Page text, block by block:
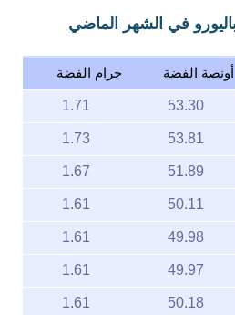
في الشهر الماضي
أونصة الفضة جرام الفضة
53.30
1.71
53.81
1.73
51.89
1.67
50.11
1.61
49.98
1.61
49.97
1.61
50.18
1.61